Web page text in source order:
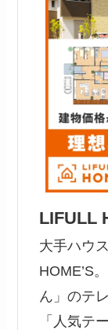
LIFULL
大手ハウ
HOME’S
ん」のテ
「人気テ